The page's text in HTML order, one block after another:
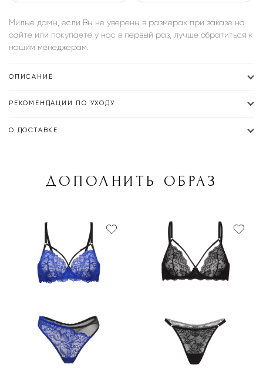
Милые дамы, если Вы не уверены в размерах при заказе на
сайте или покупаете у нас в первый раз, лучше обратиться к
нашим менеджерам.
ОПИСАНИЕ
РЕКОМЕНДАЦИИ ПО УХОДУ
О ДОСТАВКЕ
ДОПОЛНИТЬ ОБРАЗ